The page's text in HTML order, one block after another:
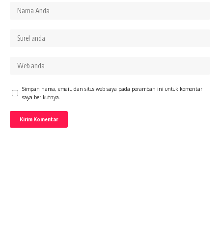
Simpan nama, email, dan situs web saya pada peramban ini untuk komentar
saya berikutnya.